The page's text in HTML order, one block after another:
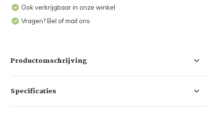
Ook verkrijgbaar in onze winkel
Vragen? Bel of mail ons
Productomschrijving
Specificaties